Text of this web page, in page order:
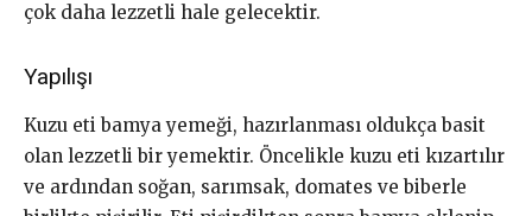
çok daha lezzetli hale gelecektir.
Yapılışı
Kuzu eti bamya yemeği, hazırlanması oldukça basit
olan lezzetli bir yemektir. Öncelikle kuzu eti kızartılır
ve ardından soğan, sarımsak, domates ve biberle